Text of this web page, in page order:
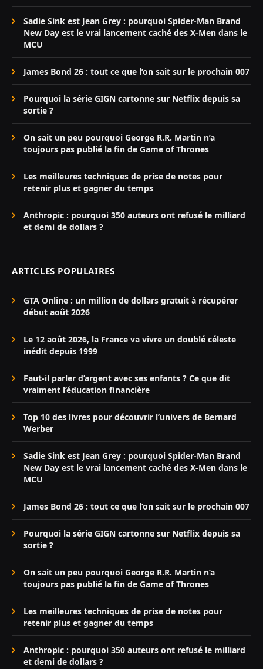
Sadie Sink est Jean Grey : pourquoi Spider-Man Brand
New Day est le vrai lancement caché des X-Men dans le
MCU
James Bond 26 : tout ce que l’on sait sur le prochain 007
Pourquoi la série GIGN cartonne sur Netflix depuis sa
sortie ?
On sait un peu pourquoi George R.R. Martin n’a
toujours pas publié la fin de Game of Thrones
Les meilleures techniques de prise de notes pour
retenir plus et gagner du temps
Anthropic : pourquoi 350 auteurs ont refusé le milliard
et demi de dollars ?
ARTICLES POPULAIRES
GTA Online : un million de dollars gratuit à récupérer
début août 2026
Le 12 août 2026, la France va vivre un doublé céleste
inédit depuis 1999
Faut-il parler d’argent avec ses enfants ? Ce que dit
vraiment l’éducation financière
Top 10 des livres pour découvrir l’univers de Bernard
Werber
Sadie Sink est Jean Grey : pourquoi Spider-Man Brand
New Day est le vrai lancement caché des X-Men dans le
MCU
James Bond 26 : tout ce que l’on sait sur le prochain 007
Pourquoi la série GIGN cartonne sur Netflix depuis sa
sortie ?
On sait un peu pourquoi George R.R. Martin n’a
toujours pas publié la fin de Game of Thrones
Les meilleures techniques de prise de notes pour
retenir plus et gagner du temps
Anthropic : pourquoi 350 auteurs ont refusé le milliard
et demi de dollars ?